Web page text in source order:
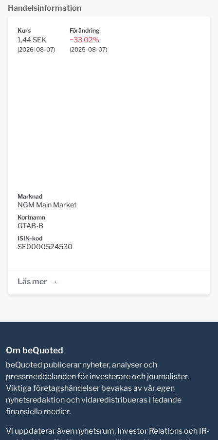
Handelsinformation
Kurs
1,44 SEK
(2026-08-07)
Förändring
−33,02%
(2025-08-07)
Marknad
NGM Main Market
Kortnamn
GTAB-B
ISIN-kod
SE0000524530
Läs mer
Om beQuoted
beQuoted publicerar nyheter, analyser och
pressmeddelanden för investerare och journalister.
Viktiga företagshändelser bevakas av vår egen
nyhetsredaktion och vidaredistribueras i ledande
finansiella medier.
Vi uppdaterar även nyhetsrum, Investor Relations och IR-